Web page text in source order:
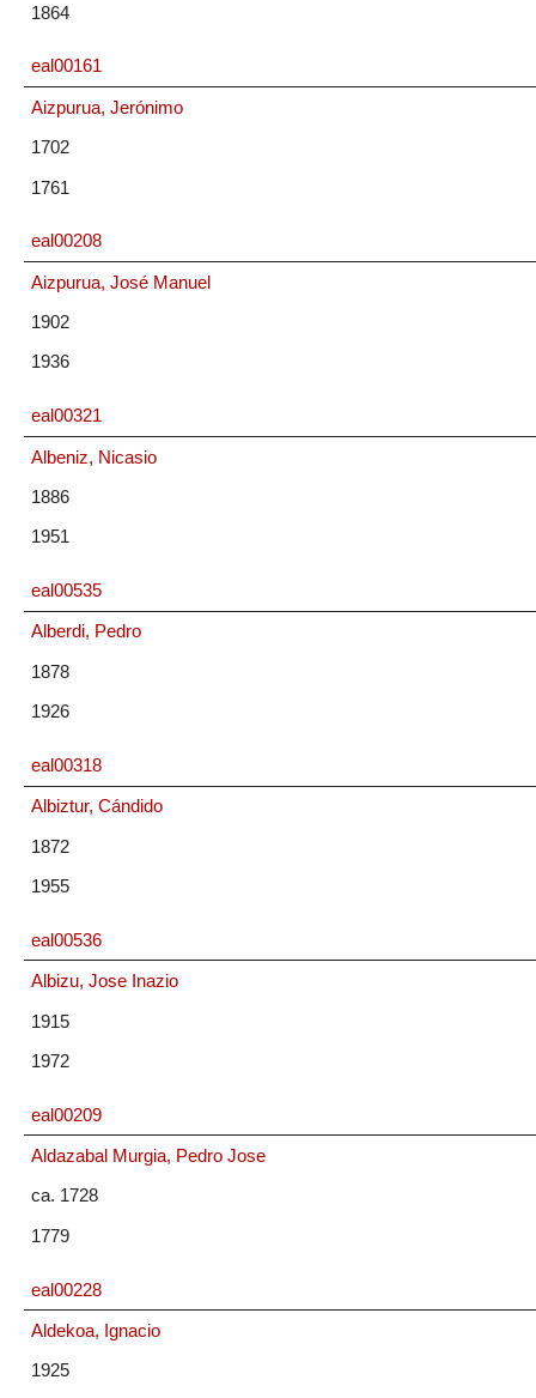
1864
eal00161
Aizpurua, Jerónimo
1702
1761
eal00208
Aizpurua, José Manuel
1902
1936
eal00321
Albeniz, Nicasio
1886
1951
eal00535
Alberdi, Pedro
1878
1926
eal00318
Albiztur, Cándido
1872
1955
eal00536
Albizu, Jose Inazio
1915
1972
eal00209
Aldazabal Murgia, Pedro Jose
ca. 1728
1779
eal00228
Aldekoa, Ignacio
1925